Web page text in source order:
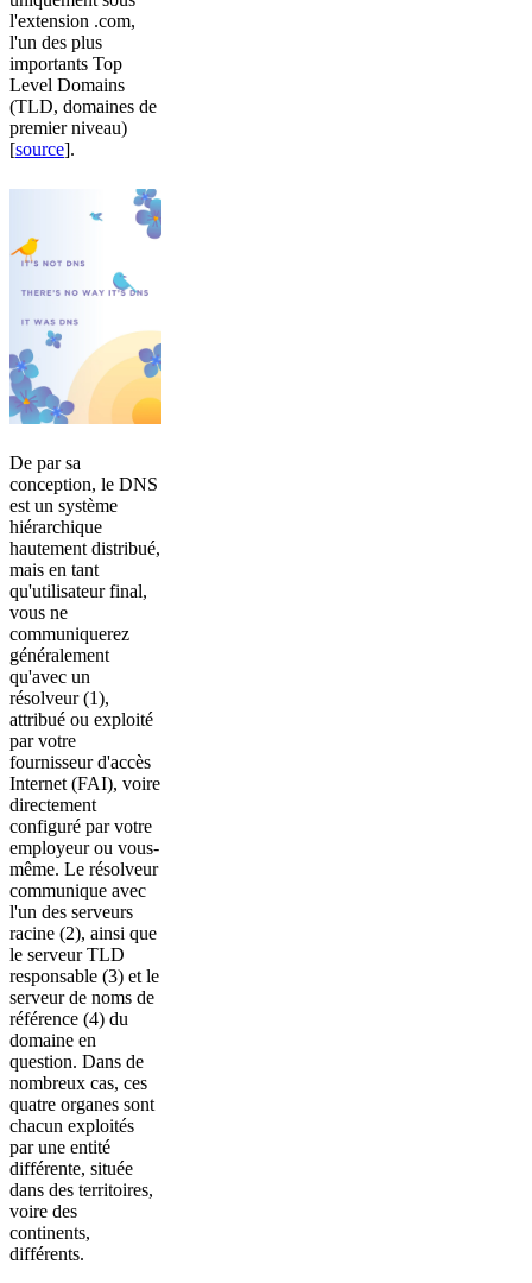
l'extension .com,
l'un des plus
importants Top
Level Domains
(TLD, domaines de
premier niveau)
[source].
De par sa
conception, le DNS
est un système
hiérarchique
hautement distribué,
mais en tant
qu'utilisateur final,
vous ne
communiquerez
généralement
qu'avec un
résolveur (1),
attribué ou exploité
par votre
fournisseur d'accès
Internet (FAI), voire
directement
configuré par votre
employeur ou vous-
même. Le résolveur
communique avec
l'un des serveurs
racine (2), ainsi que
le serveur TLD
responsable (3) et le
serveur de noms de
référence (4) du
domaine en
question. Dans de
nombreux cas, ces
quatre organes sont
chacun exploités
par une entité
différente, située
dans des territoires,
voire des
continents,
différents.